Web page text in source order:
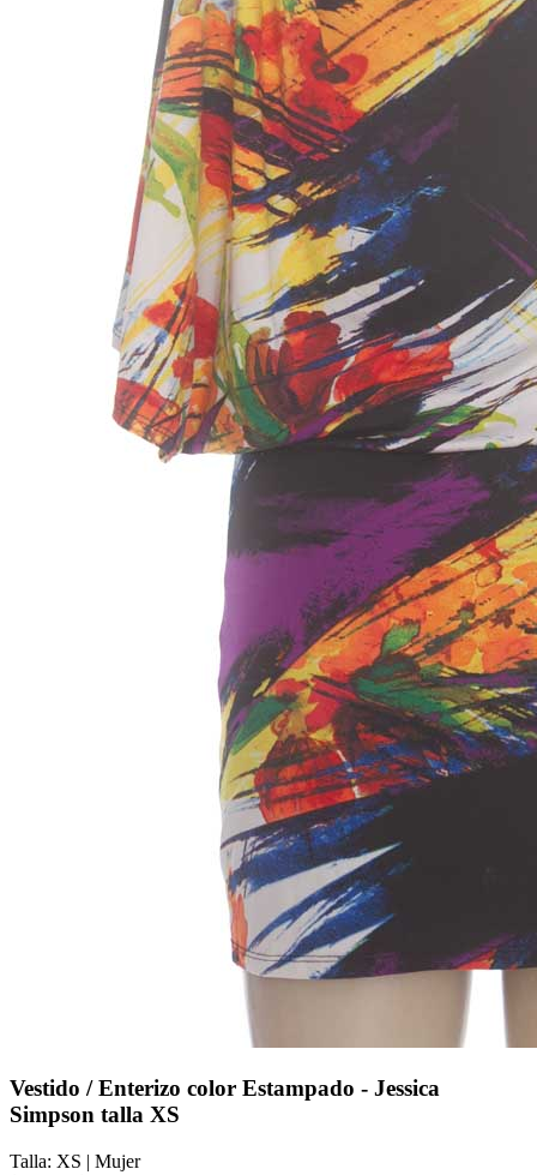
Vestido / Enterizo color Estampado - Jessica
Simpson talla XS
Talla: XS | Mujer